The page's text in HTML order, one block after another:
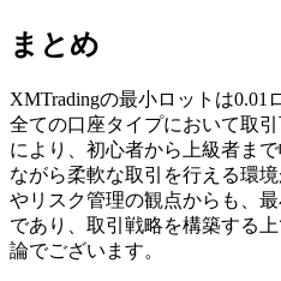
まとめ
XMTradingの最小ロットは0.01
全ての口座タイプにおいて取
により、初心者から上級者ま
ながら柔軟な取引を行える環
やリスク管理の観点からも、
であり、取引戦略を構築する
論でございます。